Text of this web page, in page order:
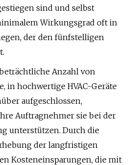
sind und selbst
Wirkungsgrad oft in
der den fünfstelligen
Anzahl von
in hochwertige HVAC-Geräte
aufgeschlossen,
Auftragnehmer sie bei der
unterstützen. Durch die
der langfristigen
Kosteneinsparungen, die mit